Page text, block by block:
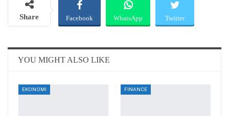
Share Facebook WhatsApp Twitter
Email
YOU MIGHT ALSO LIKE
EKONOMI FINANCE